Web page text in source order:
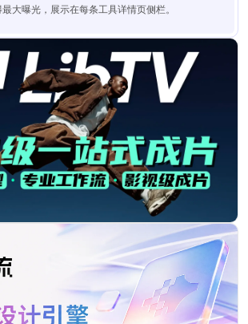
大曝光，展示在每条工具详情页侧栏。